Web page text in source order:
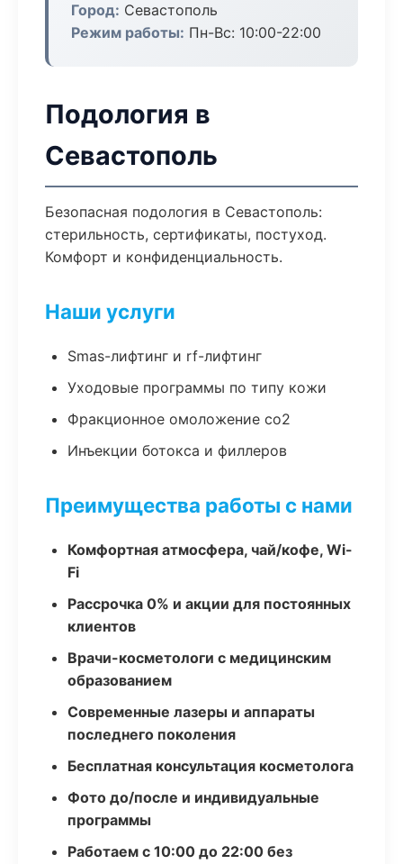
Город: Севастополь
Режим работы: Пн-Вс: 10:00-22:00
Подология в
Севастополь
Безопасная подология в Севастополь:
стерильность, сертификаты, постуход.
Комфорт и конфиденциальность.
Наши услуги
Smas-лифтинг и rf-лифтинг
Уходовые программы по типу кожи
Фракционное омоложение co2
Инъекции ботокса и филлеров
Преимущества работы с нами
Комфортная атмосфера, чай/кофе, Wi-
Fi
Рассрочка 0% и акции для постоянных
клиентов
Врачи-косметологи с медицинским
образованием
Современные лазеры и аппараты
последнего поколения
Бесплатная консультация косметолога
Фото до/после и индивидуальные
программы
Работаем с 10:00 до 22:00 без